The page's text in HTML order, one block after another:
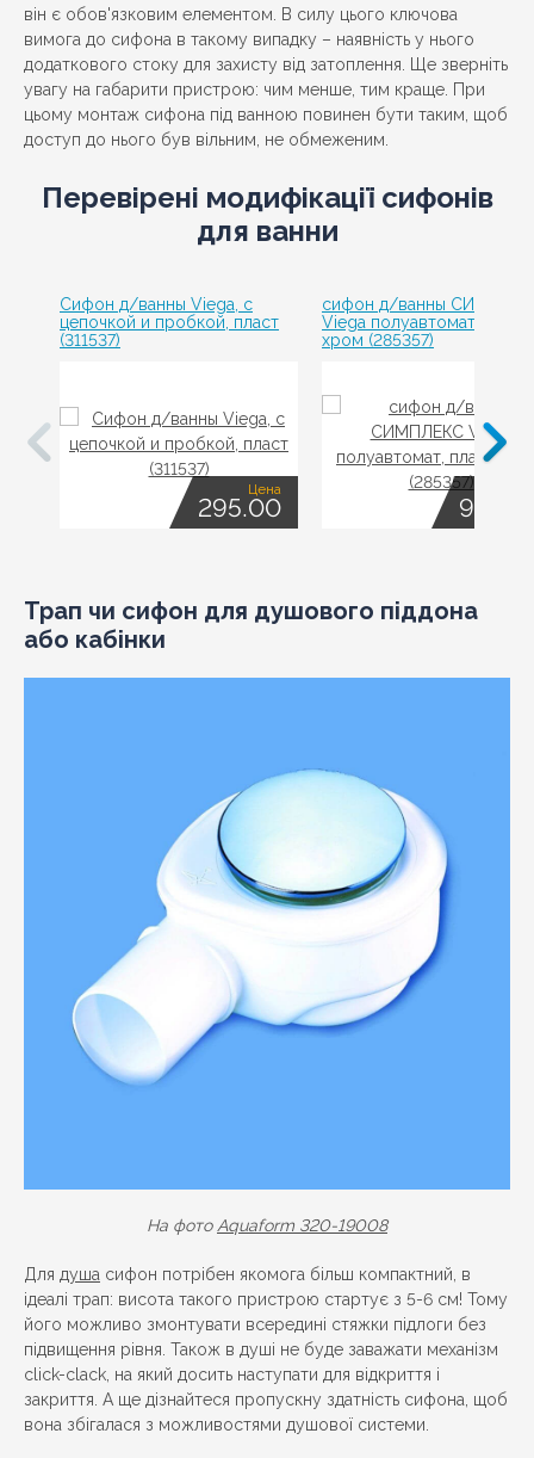
він є обов'язковим елементом. В силу цього ключова
вимога до сифона в такому випадку – наявність у нього
додаткового стоку для захисту від затоплення. Ще зверніть
увагу на габарити пристрою: чим менше, тим краще. При
цьому монтаж сифона під ванною повинен бути таким, щоб
доступ до нього був вільним, не обмеженим.
Перевірені модифікації сифонів
для ванни
Сифон д/ванны Viega, с
цепочкой и пробкой, пласт
(311537)
Цена
295.00
сифон д/ванны
Viega полуавтомат,
хром (285357)
Трап чи сифон для душового піддона
або кабінки
На фото Aquaform 320-19008
Для душа сифон потрібен якомога більш компактний, в
ідеалі трап: висота такого пристрою стартує з 5-6 см! Тому
його можливо змонтувати всередині стяжки підлоги без
підвищення рівня. Також в душі не буде заважати механізм
click-clack, на який досить наступати для відкриття і
закриття. А ще дізнайтеся пропускну здатність сифона, щоб
вона збігалася з можливостями душової системи.